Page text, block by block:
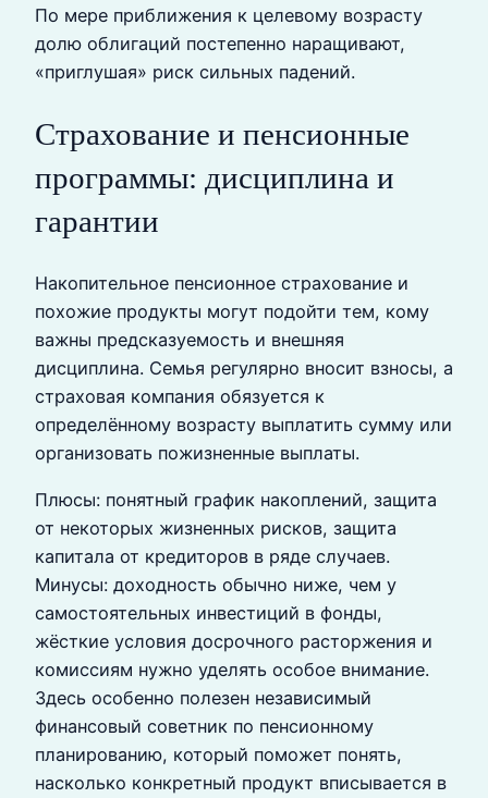
По мере приближения к целевому возрасту
долю облигаций постепенно наращивают,
«приглушая» риск сильных падений.
Страхование и пенсионные
программы: дисциплина и
гарантии
Накопительное пенсионное страхование и
похожие продукты могут подойти тем, кому
важны предсказуемость и внешняя
дисциплина. Семья регулярно вносит взносы, а
страховая компания обязуется к
определённому возрасту выплатить сумму или
организовать пожизненные выплаты.
Плюсы: понятный график накоплений, защита
от некоторых жизненных рисков, защита
капитала от кредиторов в ряде случаев.
Минусы: доходность обычно ниже, чем у
самостоятельных инвестиций в фонды,
жёсткие условия досрочного расторжения и
комиссиям нужно уделять особое внимание.
Здесь особенно полезен независимый
финансовый советник по пенсионному
планированию, который поможет понять,
насколько конкретный продукт вписывается в